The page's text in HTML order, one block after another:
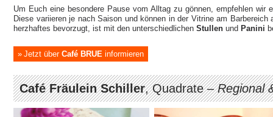
Um Euch eine besondere Pause vom Alltag zu gönnen, empfehlen wir
Diese variieren je nach Saison und können in der Vitrine am
herzhaftes bevorzugt, ist mit den unterschiedlichen Stullen und Panini
Jetzt über Café BRUE informieren
Café Fräulein Schiller, Quadrate –Regional